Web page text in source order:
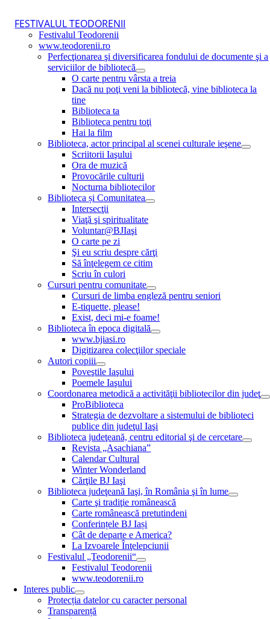
FESTIVALUL TEODORENII
Festivalul Teodorenii
www.teodorenii.ro
Perfecţionarea şi diversificarea fondului de documente şi a
serviciilor de bibliotecă
O carte pentru vârsta a treia
Dacă nu poţi veni la bibliotecă, vine biblioteca la
tine
Biblioteca ta
Biblioteca pentru toţi
Hai la film
Biblioteca, actor principal al scenei culturale ieşene
Scriitorii Iaşului
Ora de muzică
Provocările culturii
Nocturna bibliotecilor
Biblioteca și Comunitatea
Intersecţii
Viaţă şi spiritualitate
Voluntar@BJIaşi
O carte pe zi
Şi eu scriu despre cărţi
Să înţelegem ce citim
Scriu în culori
Cursuri pentru comunitate
Cursuri de limba engleză pentru seniori
E-tiquette, please!
Exist, deci mi-e foame!
Biblioteca în epoca digitală
www.bjiasi.ro
Digitizarea colecţiilor speciale
Autori copiii
Poveştile Iaşului
Poemele Iaşului
Coordonarea metodică a activităţii bibliotecilor din judeţ
ProBiblioteca
Strategia de dezvoltare a sistemului de biblioteci
publice din judeţul Iaşi
Biblioteca judeţeană, centru editorial şi de cercetare
Revista „Asachiana”
Calendar Cultural
Winter Wonderland
Cărţile BJ Iaşi
Biblioteca judeţeană Iaşi, în România şi în lume
Carte şi tradiţie românească
Carte românească pretutindeni
Conferințele BJ Iași
Cât de departe e America?
La Izvoarele Înţelepciunii
Festivalul „Teodorenii“
Festivalul Teodorenii
www.teodorenii.ro
Interes public
Protecția datelor cu caracter personal
Transparență